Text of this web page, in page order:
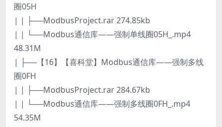
圈05H
| | ├──ModbusProject.rar 274.85kb
| | └──Modbus通信库——强制单线圈05H_.mp4
48.31M
| ├──【16】【喜科堂】Modbus通信库——强制多线
圈0FH
| | ├──ModbusProject.rar 284.67kb
| | └──Modbus通信库——强制多线圈0FH_.mp4
54.35M